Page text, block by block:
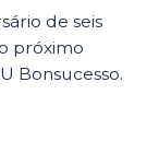
de seis
próximo
Bonsucesso.